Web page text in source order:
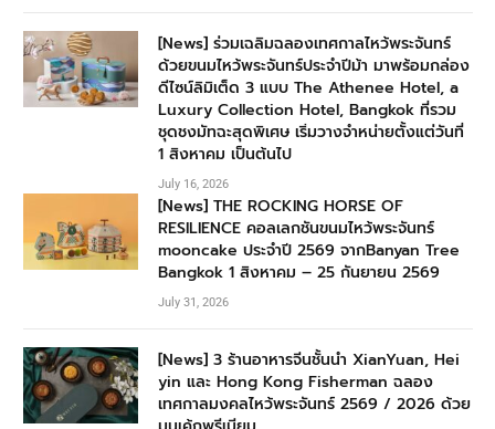
[News] ร่วมเฉลิมฉลองเทศกาลไหว้พระจันทร์
ด้วยขนมไหว้พระจันทร์ประจำปีม้า มาพร้อมกล่อง
ดีไซน์ลิมิเต็ด 3 แบบ The Athenee Hotel, a
Luxury Collection Hotel, Bangkok ที่รวม
ชุดชงมัทฉะสุดพิเศษ เริ่มวางจำหน่ายตั้งแต่วันที่
1 สิงหาคม เป็นต้นไป
July 16, 2026
[News] THE ROCKING HORSE OF
RESILIENCE คอลเลกชันขนมไหว้พระจันทร์
mooncake ประจำปี 2569 จากBanyan Tree
Bangkok 1 สิงหาคม – 25 กันยายน 2569
July 31, 2026
[News] 3 ร้านอาหารจีนชั้นนำ XianYuan, Hei
yin และ Hong Kong Fisherman ฉลอง
เทศกาลมงคลไหว้พระจันทร์ 2569 / 2026 ด้วย